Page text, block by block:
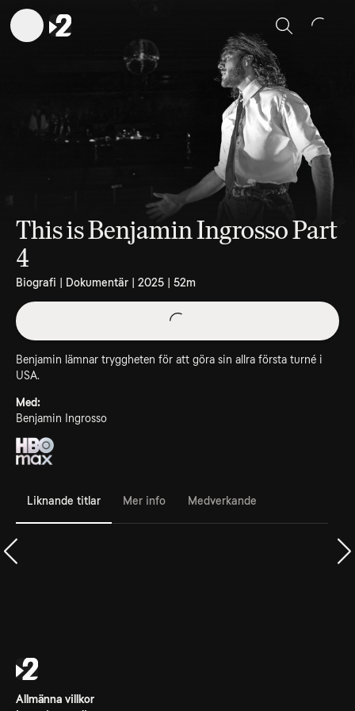
Sök
This is Benjamin Ingrosso Part
4
Biografi | Dokumentär | 2025 | 52m
Benjamin lämnar tryggheten för att göra sin allra första turné i
USA.
Med:
Benjamin Ingrosso
Liknande titlar Mer info Medverkande
Allmänna villkor